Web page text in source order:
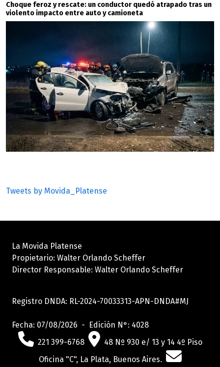
Choque feroz y rescate: un conductor quedó atrapado tras un
violento impacto entre auto y camioneta
Tweets by Movida_Platense
La Movida Platense
Propietario: Walter Orlando Scheffer
Director Responsable: Walter Orlando Scheffer
Registro DNDA: RL-2024-70033313-APN-DNDA#MJ
Fecha: 07/08/2026 - Edición N°: 4028
221 399-6768
48 Nº 930 e/ 13 y 14 4º Piso
Oficina "C", La Plata, Buenos Aires.